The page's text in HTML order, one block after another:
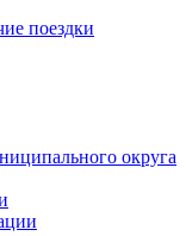
поездки
округа